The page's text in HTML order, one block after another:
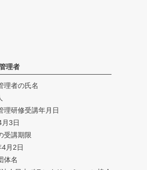
理者
理者の氏名
理研修受講年月日
3日
受講期限
月2日
体名